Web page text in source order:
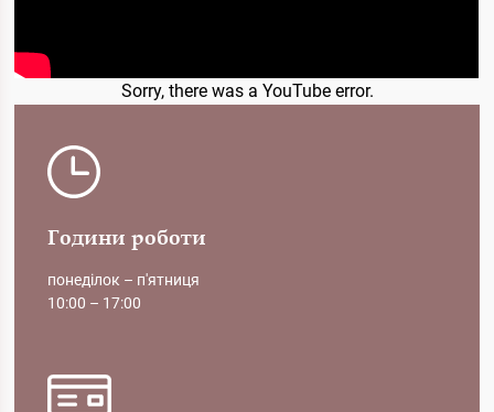
Sorry, there was a YouTube error.
Години роботи
понеділок – п'ятниця
10:00 – 17:00